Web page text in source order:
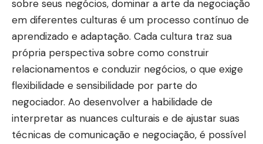
sobre seus negócios, dominar a arte da negociação
em diferentes culturas é um processo contínuo de
aprendizado e adaptação. Cada cultura traz sua
própria perspectiva sobre como construir
relacionamentos e conduzir negócios, o que exige
flexibilidade e sensibilidade por parte do
negociador. Ao desenvolver a habilidade de
interpretar as nuances culturais e de ajustar suas
técnicas de comunicação e negociação, é possível